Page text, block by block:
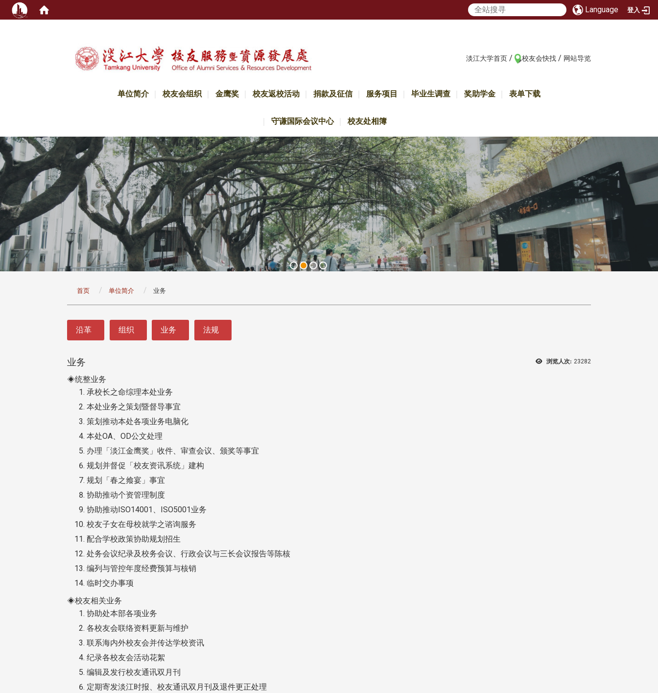
Language 登入
淡江大学首页 / 校友会快找 / 网站导览
单位简介 校友会组织 金鹰奖 校友返校活动 捐款及征信 服务项目 毕业生调查 奖助学金 表单下载
守谦国际会议中心 校友处相簿
首页 单位简介 业务
沿革 组织 业务 法规
浏览人次: 23282
业务
◈统整业务
承校长之命综理本处业务
本处业务之策划暨督导事宜
策划推动本处各项业务电脑化
本处OA、OD公文处理
办理「淡江金鹰奖」收件、审查会议、颁奖等事宜
规划并督促「校友资讯系统」建构
规划「春之飨宴」事宜
协助推动个资管理制度
协助推动ISO14001、ISO5001业务
校友子女在母校就学之谘询服务
配合学校政策协助规划招生
处务会议纪录及校务会议、行政会议与三长会议报告等陈核
编列与管控年度经费预算与核销
临时交办事项
◈校友相关业务
协助处本部各项业务
各校友会联络资料更新与维护
联系海内外校友会并传达学校资讯
纪录各校友会活动花絮
编辑及发行校友通讯双月刊
定期寄发淡江时报、校友通讯双月刊及退件更正处理